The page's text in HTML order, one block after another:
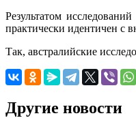
Результатом
практически идентичен
Так, австралийские
Другие новости